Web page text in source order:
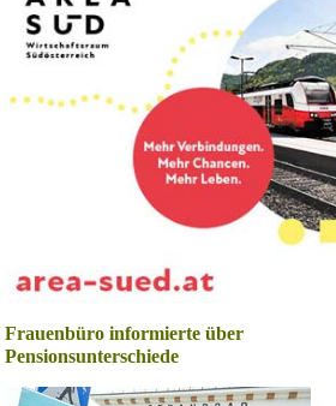
Frauenbüro informierte über
Pensionsunterschiede